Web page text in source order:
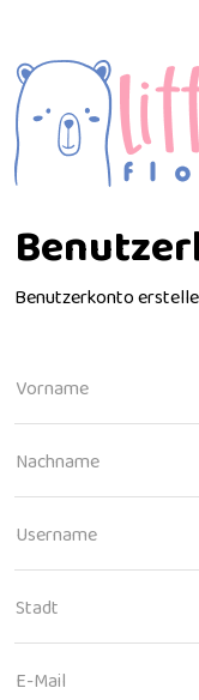
Benutzerkonto
Vorname
Nachname
Username
Stadt
E-Mail